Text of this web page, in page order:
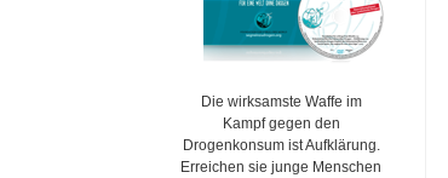
Die wirksamste Waffe im
Kampf gegen den
Drogenkonsum ist Aufklärung.
Erreichen sie junge Menschen